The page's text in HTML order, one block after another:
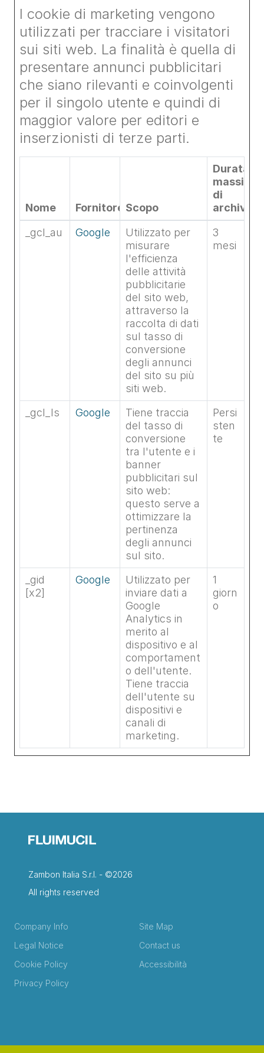
I cookie di marketing vengono
utilizzati per tracciare i visitatori
sui siti web. La finalità è quella di
presentare annunci pubblicitari
che siano rilevanti e coinvolgenti
per il singolo utente e quindi di
maggior valore per editori e
inserzionisti di terze parti.
Nome Fornitore Scopo
Durata
massima
di
_gcl_au
Google
Utilizzato per
misurare
l'efficienza
delle attività
pubblicitarie
del sito web,
attraverso la
raccolta di dati
sul tasso di
conversione
degli annunci
del sito su più
siti web.
3
mesi
_gcl_ls Google
Tiene traccia
del tasso di
conversione
tra l'utente e i
banner
pubblicitari sul
sito web:
questo serve a
ottimizzare la
pertinenza
degli annunci
sul sito.
Persi
sten
te
_gid
[x2]
Google
Utilizzato per
inviare dati a
Google
Analytics in
merito al
dispositivo e al
comportament
o dell'utente.
Tiene traccia
dell'utente su
dispositivi e
canali di
marketing.
1
giorn
o
Zambon Italia S.r.l. - ©2026
All rights reserved
Company Info
Legal Notice
Cookie Policy
Privacy Policy
Site Map
Contact us
Accessibilità